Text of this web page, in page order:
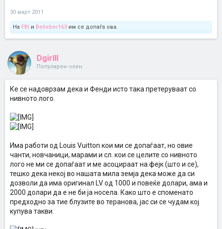
30 март 2011
На FBI и Belieber163 им се допаѓа ова.
Dgirlll
Популарен член
Ке се надоврзам дека и Фенди исто така претеруваат со
нивното лого.
Има работи од Louis Vuitton кои ми се допаѓаат, но овие
чанти, новчаници, марами и сл. кои се целите со нивното
лого не ми се допаѓаат и ме асоцираат на фејк (што и се),
тешко дека некој во нашата мила земја дека може да си
дозволи да има оригинал LV од 1000 и повеќе долари, ама и
2000 долари да е не би ја носела. Како што е споменато
предходно за тие блузите во теранова, јас си се чудам кој
купува такви.